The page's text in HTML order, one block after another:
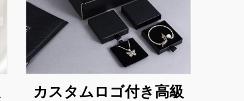
カスタムロゴ付き高級